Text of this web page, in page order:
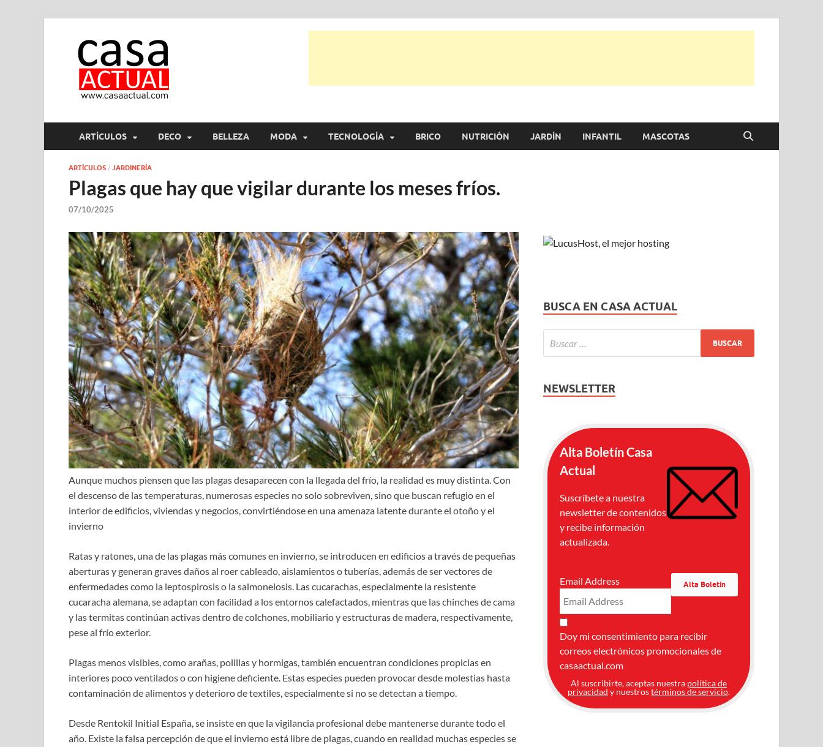
ARTÍCULOS DECO BELLEZA MODA TECNOLOGÍA BRICO NUTRICIÓN JARDÍN INFANTIL MASCOTAS
ARTÍCULOS / JARDINERÍA
Plagas que hay que vigilar durante los meses fríos.
07/10/2025
Aunque muchos piensen que las plagas desaparecen con la llegada del frío, la realidad es muy distinta. Con
el descenso de las temperaturas, numerosas especies no solo sobreviven, sino que buscan refugio en el
interior de edificios, viviendas y negocios, convirtiéndose en una amenaza latente durante el otoño y el
invierno
Ratas y ratones, una de las plagas más comunes en invierno, se introducen en edificios a través de pequeñas
aberturas y generan graves daños al roer cableado, aislamientos o tuberías, además de ser vectores de
enfermedades como la leptospirosis o la salmonelosis. Las cucarachas, especialmente la resistente
cucaracha alemana, se adaptan con facilidad a los entornos calefactados, mientras que las chinches de cama
y las termitas continúan activas dentro de colchones, mobiliario y estructuras de madera, respectivamente,
pese al frío exterior.
Plagas menos visibles, como arañas, polillas y hormigas, también encuentran condiciones propicias en
interiores poco ventilados o con higiene deficiente. Estas especies pueden provocar desde molestias hasta
contaminación de alimentos y deterioro de textiles, especialmente si no se detectan a tiempo.
Desde Rentokil Initial España, se insiste en que la vigilancia profesional debe mantenerse durante todo el
año. Existe la falsa percepción de que el invierno está libre de plagas, cuando en realidad muchas especies se
BUSCA EN CASA ACTUAL
NEWSLETTER
Alta Boletín Casa
Actual
Suscríbete a nuestra
newsletter de contenidos
y recibe información
actualizada.
Email Address
Doy mi consentimiento para recibir
correos electrónicos promocionales de
casaactual.com
Al suscribirte, aceptas nuestra política de
privacidad y nuestrostérminos de servicio.